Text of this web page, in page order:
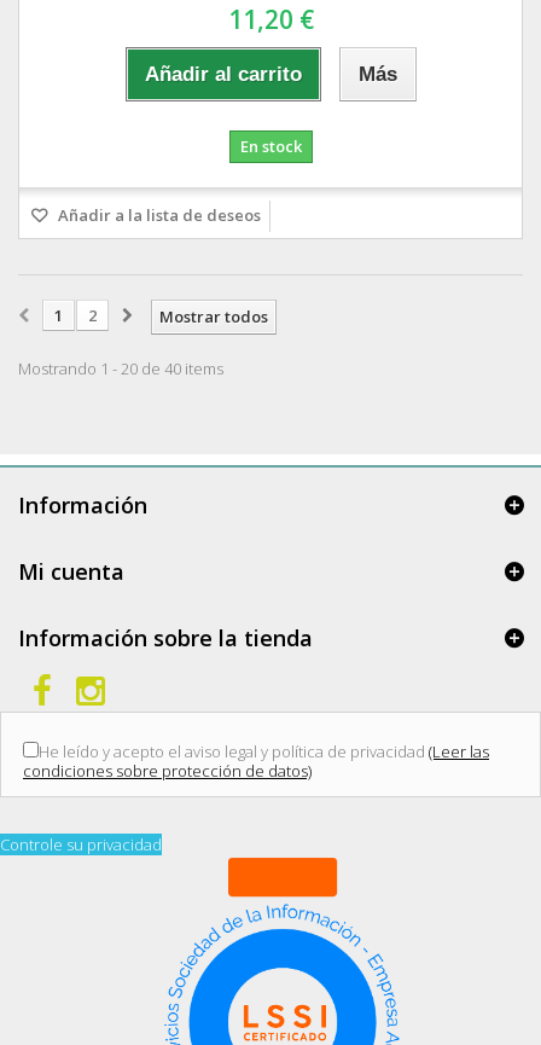
11,20 €
Añadir al carrito Más
En stock
Añadir a la lista de deseos
Mostrar todos
1 2
Mostrando 1 - 20 de 40 items
Información
Mi cuenta
Información sobre la tienda
He leído y acepto el aviso legal y política de privacidad (Leer las
condiciones sobre protección de datos)
Controle su privacidad